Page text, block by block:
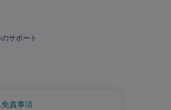
免責事項
サポート